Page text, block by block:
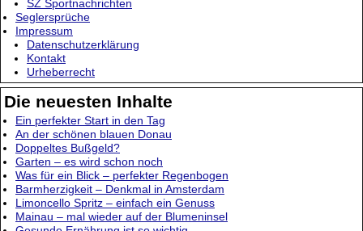
SZ Sportnachrichten
Seglersprüche
Impressum
Datenschutzerklärung
Kontakt
Urheberrecht
Die neuesten Inhalte
Ein perfekter Start in den Tag
An der schönen blauen Donau
Doppeltes Bußgeld?
Garten – es wird schon noch
Was für ein Blick – perfekter Regenbogen
Barmherzigkeit – Denkmal in Amsterdam
Limoncello Spritz – einfach ein Genuss
Mainau – mal wieder auf der Blumeninsel